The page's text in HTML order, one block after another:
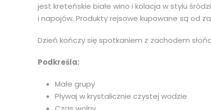
jest kreteńskie białe wino i kolacja w stylu
i napojów. Produkty rejsowe kupowane są od
Dzień kończy się spotkaniem z zachodem
Podkreśla:
Małe grupy
Pływaj w krystalicznie czystej wodzie